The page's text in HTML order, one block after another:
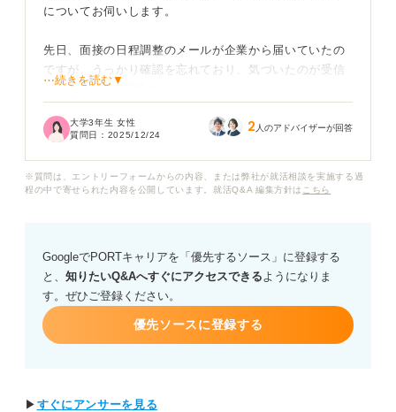
についてお伺いします。
先日、面接の日程調整のメールが企業から届いていたの
ですが、うっかり確認を忘れており、気づいたのが受信
からちょうど2日後でした。
すぐに返信しようと思っているのですが、就活メールは
で見た許容される返信の遅延期間の目安についても教え
ていただきたいです。
⋯続きを読む▼
大学3年生 女性
質問日： 2025/12/24 2 人のアドバイザーが回答
※質問は、エントリーフォームからの内容、または弊社が就活相談を実施する過
程の中で寄せられた内容を公開しています。就活Q&A 編集方針は こちら
GoogleでPORTキャリアを「優先するソース」に登録する
と、 知りたいQ&Aへすぐにアクセスできるようになりま
す。ぜひご登録ください。
優先ソースに登録する
▶ すぐにアンサーを見る